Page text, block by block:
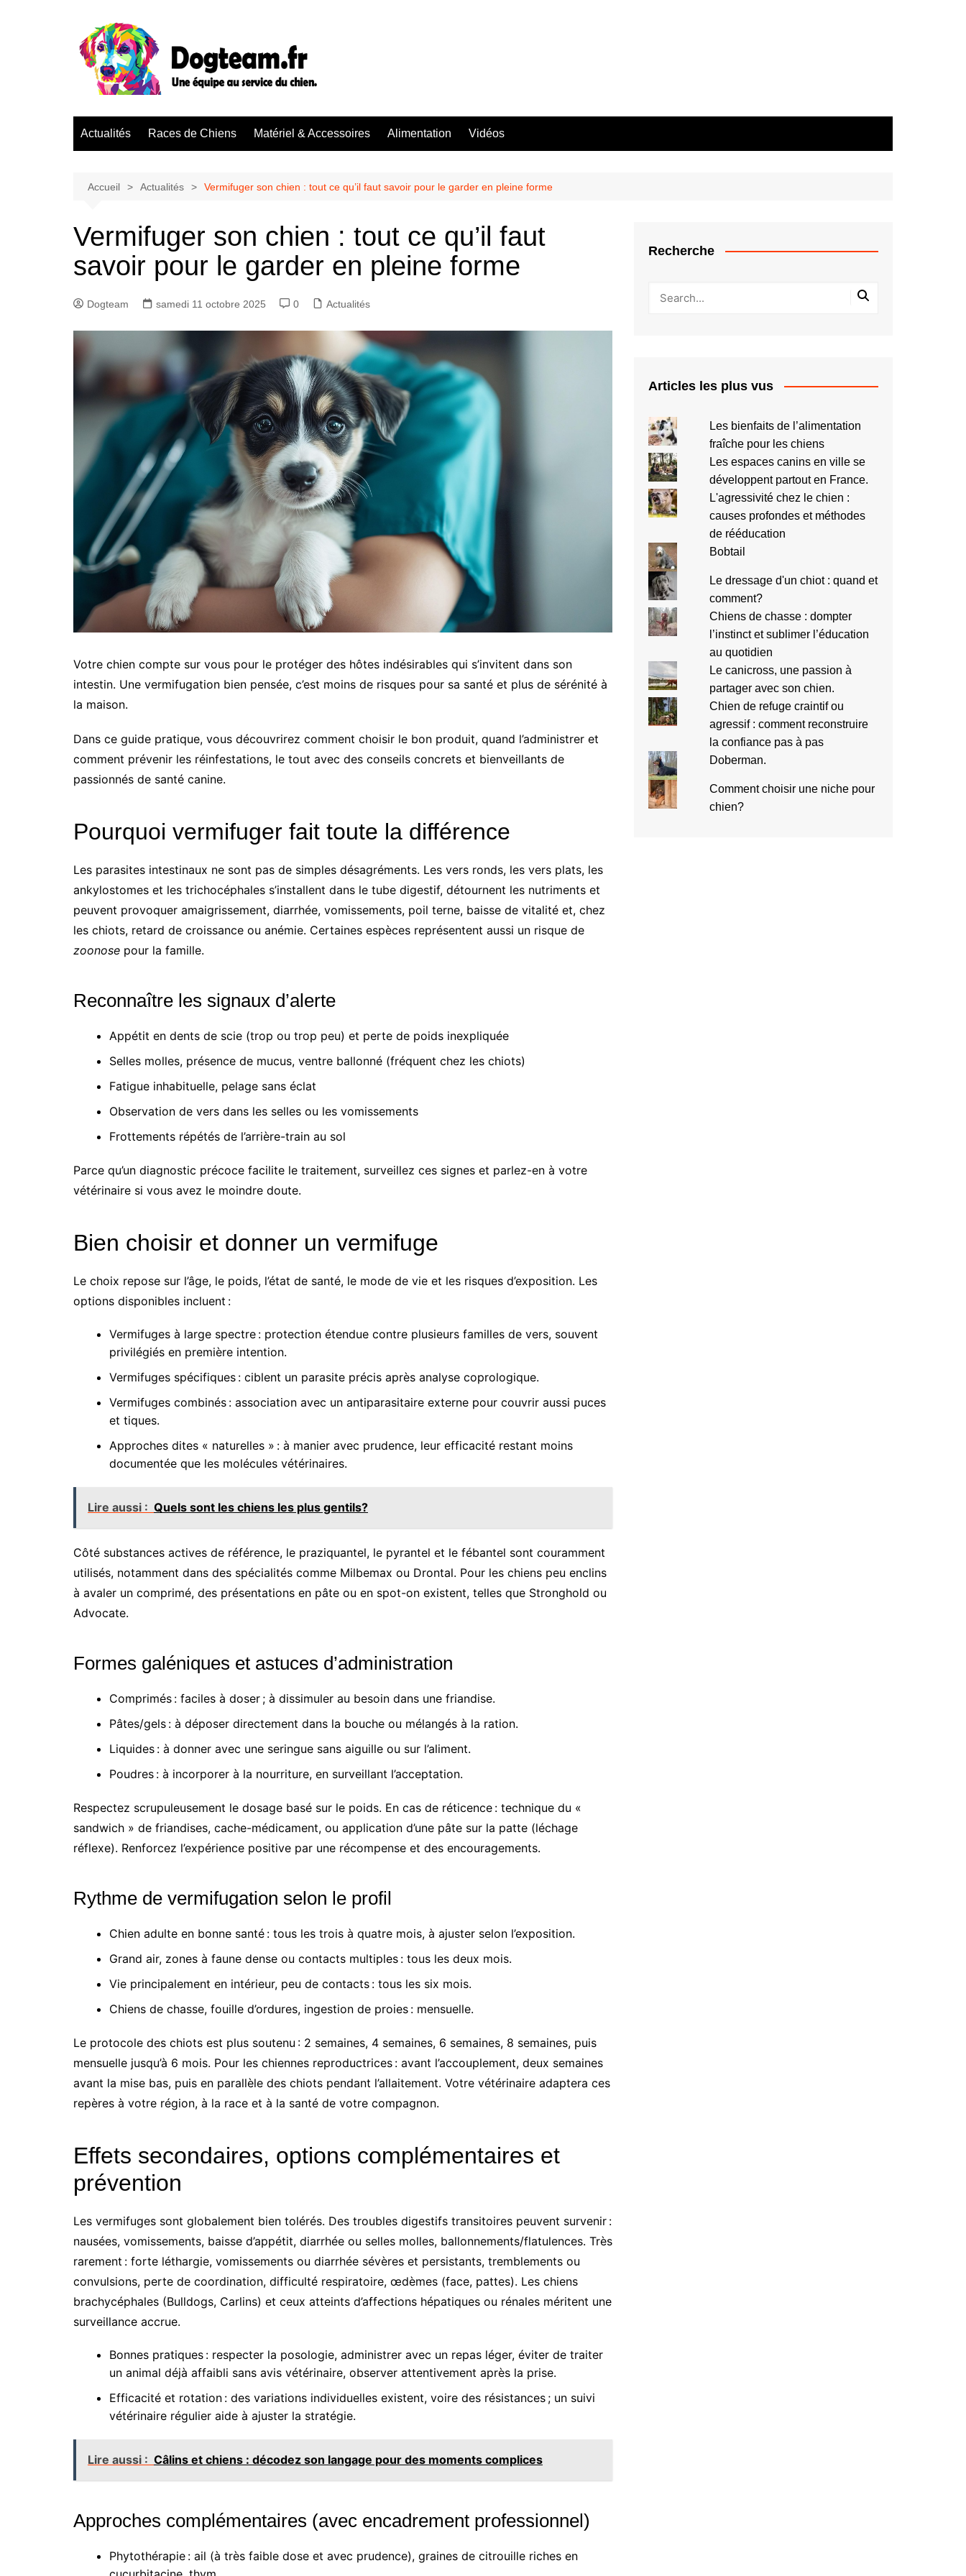
Actualités Races de Chiens Matériel & Accessoires Alimentation Vidéos
Accueil Actualités Vermifuger son chien : tout ce qu’il faut savoir pour le garder en pleine forme
Vermifuger son chien : tout ce qu’il faut
savoir pour le garder en pleine forme
Dogteam samedi 11 octobre 2025 0 Actualités
Votre chien compte sur vous pour le protéger des hôtes indésirables qui s’invitent dans son
intestin. Une vermifugation bien pensée, c’est moins de risques pour sa santé et plus de sérénité à
la maison.
Dans ce guide pratique, vous découvrirez comment choisir le bon produit, quand l’administrer et
comment prévenir les réinfestations, le tout avec des conseils concrets et bienveillants de
passionnés de santé canine.
Pourquoi vermifuger fait toute la différence
Les parasites intestinaux ne sont pas de simples désagréments. Les vers ronds, les vers plats, les
ankylostomes et les trichocéphales s’installent dans le tube digestif, détournent les nutriments et
peuvent provoquer amaigrissement, diarrhée, vomissements, poil terne, baisse de vitalité et, chez
les chiots, retard de croissance ou anémie. Certaines espèces représentent aussi un risque de
zoonose pour la famille.
Reconnaître les signaux d’alerte
Appétit en dents de scie (trop ou trop peu) et perte de poids inexpliquée
Selles molles, présence de mucus, ventre ballonné (fréquent chez les chiots)
Fatigue inhabituelle, pelage sans éclat
Observation de vers dans les selles ou les vomissements
Frottements répétés de l’arrière-train au sol
Parce qu’un diagnostic précoce facilite le traitement, surveillez ces signes et parlez-en à votre
vétérinaire si vous avez le moindre doute.
Bien choisir et donner un vermifuge
Le choix repose sur l’âge, le poids, l’état de santé, le mode de vie et les risques d’exposition. Les
options disponibles incluent :
Vermifuges à large spectre : protection étendue contre plusieurs familles de vers, souvent
privilégiés en première intention.
Vermifuges spécifiques : ciblent un parasite précis après analyse coprologique.
Vermifuges combinés : association avec un antiparasitaire externe pour couvrir aussi puces
et tiques.
Approches dites « naturelles » : à manier avec prudence, leur efficacité restant moins
documentée que les molécules vétérinaires.
Lire aussi : Quels sont les chiens les plus gentils?
Côté substances actives de référence, le praziquantel, le pyrantel et le fébantel sont couramment
utilisés, notamment dans des spécialités comme Milbemax ou Drontal. Pour les chiens peu enclins
à avaler un comprimé, des présentations en pâte ou en spot-on existent, telles que Stronghold ou
Advocate.
Formes galéniques et astuces d’administration
Comprimés : faciles à doser ; à dissimuler au besoin dans une friandise.
Pâtes/gels : à déposer directement dans la bouche ou mélangés à la ration.
Liquides : à donner avec une seringue sans aiguille ou sur l’aliment.
Poudres : à incorporer à la nourriture, en surveillant l’acceptation.
Respectez scrupuleusement le dosage basé sur le poids. En cas de réticence : technique du «
sandwich » de friandises, cache-médicament, ou application d’une pâte sur la patte (léchage
réflexe). Renforcez l’expérience positive par une récompense et des encouragements.
Rythme de vermifugation selon le profil
Chien adulte en bonne santé : tous les trois à quatre mois, à ajuster selon l’exposition.
Grand air, zones à faune dense ou contacts multiples : tous les deux mois.
Vie principalement en intérieur, peu de contacts : tous les six mois.
Chiens de chasse, fouille d’ordures, ingestion de proies : mensuelle.
Le protocole des chiots est plus soutenu : 2 semaines, 4 semaines, 6 semaines, 8 semaines, puis
mensuelle jusqu’à 6 mois. Pour les chiennes reproductrices : avant l’accouplement, deux semaines
avant la mise bas, puis en parallèle des chiots pendant l’allaitement. Votre vétérinaire adaptera ces
repères à votre région, à la race et à la santé de votre compagnon.
Effets secondaires, options complémentaires et
prévention
Les vermifuges sont globalement bien tolérés. Des troubles digestifs transitoires peuvent survenir :
nausées, vomissements, baisse d’appétit, diarrhée ou selles molles, ballonnements/flatulences. Très
rarement : forte léthargie, vomissements ou diarrhée sévères et persistants, tremblements ou
convulsions, perte de coordination, difficulté respiratoire, œdèmes (face, pattes). Les chiens
brachycéphales (Bulldogs, Carlins) et ceux atteints d’affections hépatiques ou rénales méritent une
surveillance accrue.
Bonnes pratiques : respecter la posologie, administrer avec un repas léger, éviter de traiter
un animal déjà affaibli sans avis vétérinaire, observer attentivement après la prise.
Efficacité et rotation : des variations individuelles existent, voire des résistances ; un suivi
vétérinaire régulier aide à ajuster la stratégie.
Lire aussi : Câlins et chiens : décodez son langage pour des moments complices
Approches complémentaires (avec encadrement professionnel)
Phytothérapie : ail (à très faible dose et avec prudence), graines de citrouille riches en
Recherche
Articles les plus vus
Les bienfaits de l’alimentation
fraîche pour les chiens
Les espaces canins en ville se
développent partout en France.
L'agressivité chez le chien :
causes profondes et méthodes
de rééducation
Bobtail
Le dressage d'un chiot : quand et
comment?
Chiens de chasse : dompter
l’instinct et sublimer l’éducation
au quotidien
Le canicross, une passion à
partager avec son chien.
Chien de refuge craintif ou
agressif : comment reconstruire
la confiance pas à pas
Doberman.
Comment choisir une niche pour
chien?